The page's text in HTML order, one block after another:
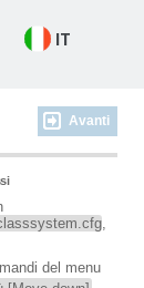
IT
Avanti
,
del menu